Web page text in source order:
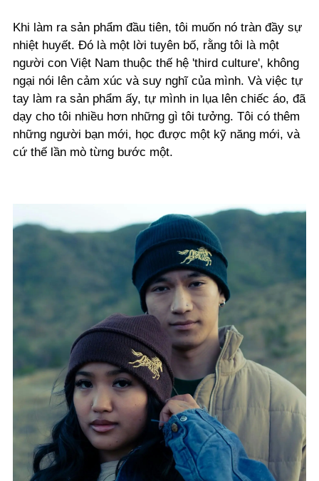
Khi làm ra sản phẩm đầu tiên, tôi muốn nó tràn đầy sự
nhiệt huyết. Đó là một lời tuyên bố, rằng tôi là một
người con Việt Nam thuộc thế hệ 'third culture', không
ngại nói lên cảm xúc và suy nghĩ của mình. Và việc tự
tay làm ra sản phẩm ấy, tự mình in lụa lên chiếc áo, đã
dạy cho tôi nhiều hơn những gì tôi tưởng. Tôi có thêm
những người bạn mới, học được một kỹ năng mới, và
cứ thế lần mò từng bước một.